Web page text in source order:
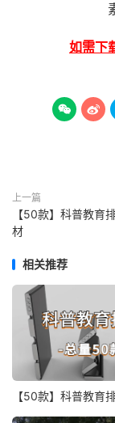
如需下
 
上一篇
【50款】科普教育
材
相关推荐
【50款】科普教育